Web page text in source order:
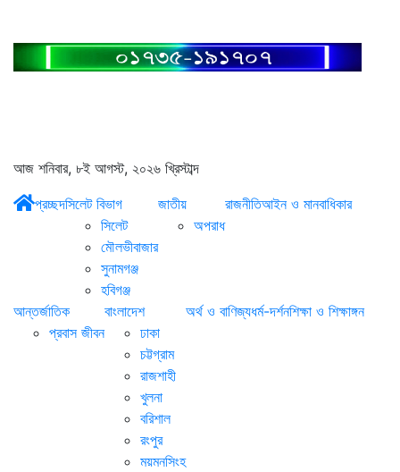
আজ শনিবার, ৮ই আগস্ট, ২০২৬ খ্রিস্টাব্দ
প্রচ্ছদসিলেট বিভাগ
সিলেট
মৌলভীবাজার
সুনামগঞ্জ
হবিগঞ্জ
জাতীয়
অপরাধ
রাজনীতিআইন ও মানবাধিকার
আন্তর্জাতিক
প্রবাস জীবন
বাংলাদেশ
ঢাকা
চট্টগ্রাম
রাজশাহী
খুলনা
বরিশাল
রংপুর
ময়মনসিংহ
অর্থ ও বাণিজ্যধর্ম-দর্শনশিক্ষা ও শিক্ষাঙ্গন